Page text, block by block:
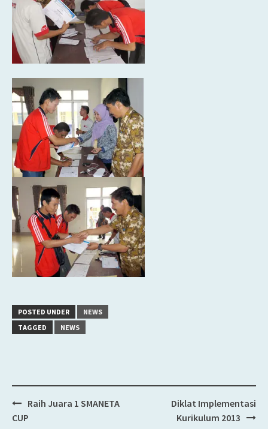
POSTED UNDER
NEWS
TAGGED
NEWS
Post
Raih Juara 1 SMANETA
CUP
Diklat Implementasi
Kurikulum 2013